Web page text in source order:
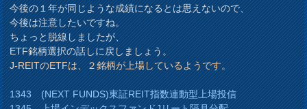
今後の１年が同じような成績になるとは思えないので、
今後は注意したいですね。
ちょっと脱線しましたが、
ETF銘柄選択の話しに戻しましょう。
J-REITのETFは、２銘柄が上場しているようです。
1343 (NEXT FUNDS)東証REIT指数連動型上場投信